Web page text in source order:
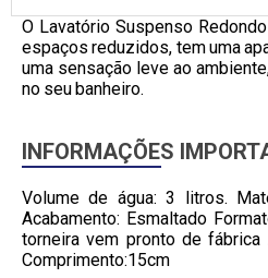
O Lavatório Suspenso
espaços reduzidos, tem uma
uma sensação leve ao
no seu banheiro.
INFORMAÇÕES
Volume de água: 3 litros.
Acabamento: Esmaltado
torneira vem pronto de fábrica
Comprimento:15cm